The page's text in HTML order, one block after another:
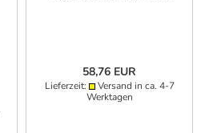
58,76 EUR
Lieferzeit:
Versand in ca. 4-7
Werktagen